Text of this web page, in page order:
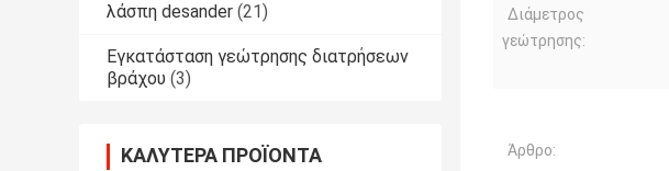
λάσπη desander (21)
Εγκατάσταση γεώτρησης διατρήσεων
βράχου (3)
ΚΑΛΎΤΕΡΑ ΠΡΟΪΌΝΤΑ
Διάμετρος
γεώτρησης:
Άρθρο: